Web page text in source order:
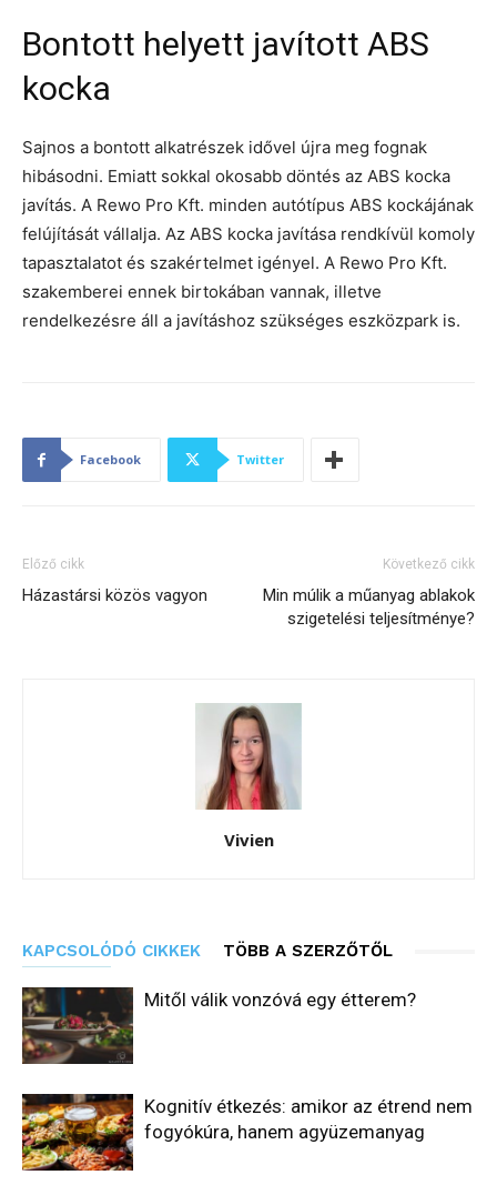
Bontott helyett javított ABS
kocka
Sajnos a bontott alkatrészek idővel újra meg fognak
hibásodni. Emiatt sokkal okosabb döntés az ABS kocka
javítás. A Rewo Pro Kft. minden autótípus ABS kockájának
felújítását vállalja. Az ABS kocka javítása rendkívül komoly
tapasztalatot és szakértelmet igényel. A Rewo Pro Kft.
szakemberei ennek birtokában vannak, illetve
rendelkezésre áll a javításhoz szükséges eszközpark is.
Facebook Twitter
Előző cikk
Házastársi közös vagyon
Következő cikk
Min múlik a műanyag ablakok
szigetelési teljesítménye?
Vivien
KAPCSOLÓDÓ CIKKEK TÖBB A SZERZŐTŐL
Mitől válik vonzóvá egy étterem?
Kognitív étkezés: amikor az étrend nem
fogyókúra, hanem agyüzemanyag